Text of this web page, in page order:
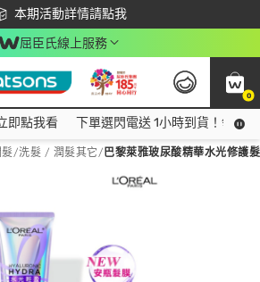
本期活動詳情請點我
下載app最高回饋$350
屈臣氏線上服務
0
我看
即點我看 下單選閃電送 1小時到貨！領神
/洗髮 / 潤髮其它/巴黎萊雅玻尿酸精華水光修護